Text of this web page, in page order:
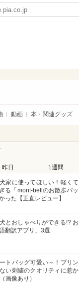
動画 本・関連グッズ
昨日 1週間
家に使ってほしい！軽くて
る「mont-bellのお散歩バッ
った【正直レビュー】
犬とおしゃべりができる!? お
翻訳アプリ」3選
トバッグ可愛い～！プリン
い刺繍のクオリティに惹か
画像あり）